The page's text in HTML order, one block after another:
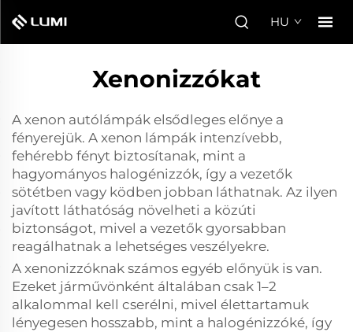
HU
Xenonizzókat
A xenon autólámpák elsődleges előnye a
fényerejük. A xenon lámpák intenzívebb,
fehérebb fényt biztosítanak, mint a
hagyományos halogénizzók, így a vezetők
sötétben vagy ködben jobban láthatnak. Az ilyen
javított láthatóság növelheti a közúti
biztonságot, mivel a vezetők gyorsabban
reagálhatnak a lehetséges veszélyekre.
A xenonizzóknak számos egyéb előnyük is van.
Ezeket járművönként általában csak 1–2
alkalommal kell cserélni, mivel élettartamuk
lényegesen hosszabb, mint a halogénizzóké, így